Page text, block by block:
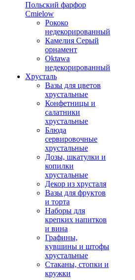
Польский фарфор
Сmielow
Рококо
недекорированный
Камелия Серый
орнамент
Oktawa
недекорированный
Хрусталь
Вазы для цветов
хрустальные
Конфетницы и
салатники
хрустальные
Блюда
сервировочные
хрустальные
Дозы, шкатулки и
копилки
хрустальные
Декор из хрусталя
Вазы для фруктов
и торта
Наборы для
крепких напитков
и вина
Графины,
кувшины и штофы
хрустальные
Стаканы, стопки и
кружки